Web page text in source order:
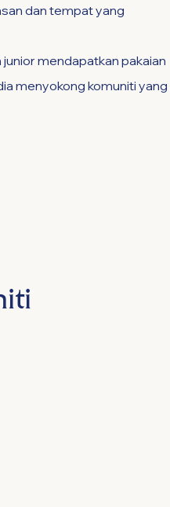
dan tempat yang
mendapatkan pakaian
menyokong komuniti yang